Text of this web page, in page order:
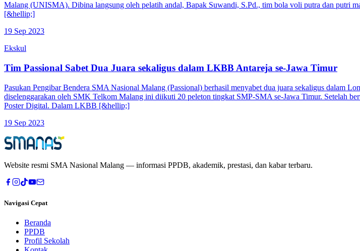
Malang (UNISMA). Dibina langsung oleh pelatih andal, Bapak Suwandi, S.Pd., tim bola voli putra dan putri
[&hellip;]
19 Sep 2023
Ekskul
Tim Passional Sabet Dua Juara sekaligus dalam LKBB Antareja se-Jawa Timur
Pasukan Pengibar Bendera SMA Nasional Malang (Passional) berhasil menyabet dua juara sekaligus dalam
diselenggarakan oleh SMK Telkom Malang ini diikuti 20 peleton tingkat SMP-SMA se-Jawa Timur. Setelah
Poster Digital. Dalam LKBB [&hellip;]
19 Sep 2023
Website resmi SMA Nasional Malang — informasi PPDB, akademik, prestasi, dan kabar terbaru.
Navigasi Cepat
Beranda
PPDB
Profil Sekolah